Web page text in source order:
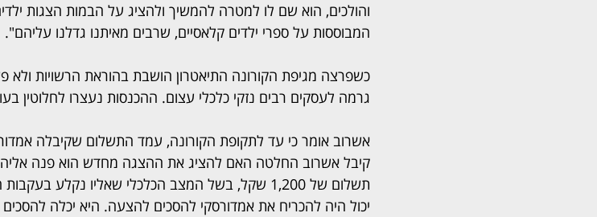
והולכים, הוא שם לו למטרה להמשיך ולהציג על הבמות הצגות
המבוססות על ספרי ילדים קלאסיים, שרבים מאיתנו גדלנו עליהם".
כשפרצה מגיפת הקורונה התיאטרון הושבת בהוראת הרשויות ולא
גרמה לעסקים רבים נזקי כלכלי עצום. ההכנסות נעצרו לחלוטין
קיבל אשרוב החלטה האם להציג את ההצגה מחדש הוא פנה
תשלום של 1,200 שקל, בשל המצב הכלכלי שאליו נקלע
יכול היה להכריח את אמדורסקי להסכים להצעה. היא יכלה